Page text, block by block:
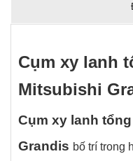
Cụm xy lanh t
Mitsubishi
Cụm xy lanh tổ
Grandis bố trí trong